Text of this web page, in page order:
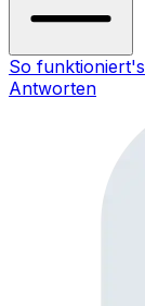
So funktioniert's
Antworten